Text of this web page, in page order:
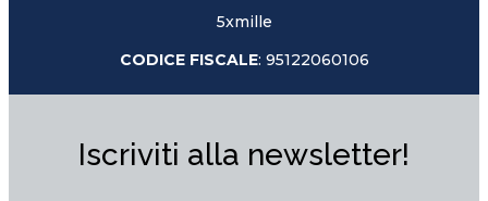
5xmille
CODICE FISCALE: 95122060106
Iscriviti alla newsletter!